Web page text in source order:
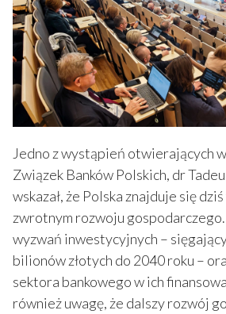
Jedno z wystąpień otwierających
Związek Banków Polskich, dr
wskazał, że Polska znajduje się
zwrotnym rozwoju
wyzwań inwestycyjnych –
bilionów złotych do 2040 roku –
sektora bankowego w ich
również uwagę, że dalszy rozwój